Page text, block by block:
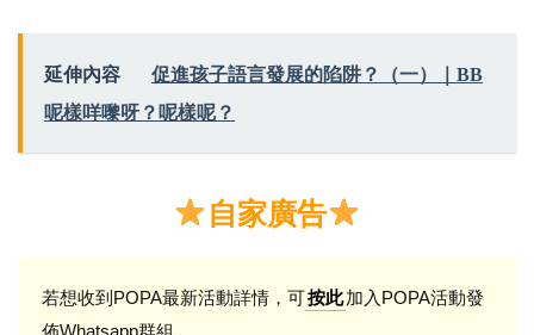
延伸內容
促進孩子語言發展的陷阱？（一）｜BB
呢樣咩嚟呀？呢樣呢？
自家廣告
若想收到POPA最新活動詳情，可按此加入POPA活動發
佈Whatsapp群組